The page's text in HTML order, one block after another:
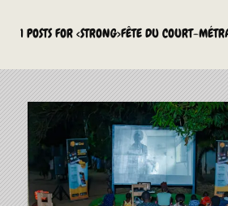
1 POSTS FOR <STRONG>FÊTE DU COURT-